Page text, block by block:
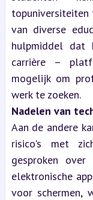
topuniversiteiten
van diverse
hulpmiddel
carrière –
mogelijk om
werk te zoeken.
Nadelen van
Aan de andere
risico's met
gesproken
elektronische
voor schermen,